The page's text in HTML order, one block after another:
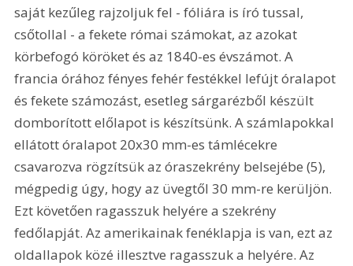
saját kezűleg rajzoljuk fel - fóliára is író tussal,
csőtollal - a fekete római számokat, az azokat
körbefogó köröket és az 1840-es évszámot. A
francia órához fényes fehér festékkel lefújt óralapot
és fekete számozást, esetleg sárgarézből készült
domborított előlapot is készítsünk. A számlapokkal
ellátott óralapot 20x30 mm-es támlécekre
csavarozva rögzítsük az óraszekrény belsejébe (5),
mégpedig úgy, hogy az üvegtől 30 mm-re kerüljön.
Ezt követően ragasszuk helyére a szekrény
fedőlapját. Az amerikainak fenéklapja is van, ezt az
oldallapok közé illesztve ragasszuk a helyére. Az